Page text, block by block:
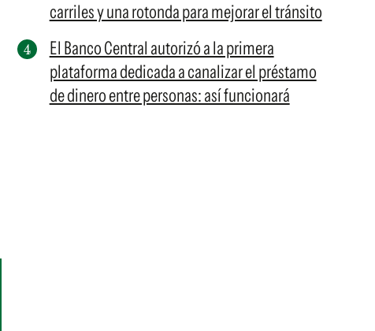
carriles y una rotonda para mejorar el tránsito
El Banco Central autorizó a la primera
plataforma dedicada a canalizar el préstamo
de dinero entre personas: así funcionará